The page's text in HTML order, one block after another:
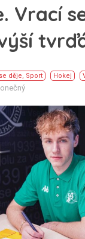
Vrací
děje, Sport Hokej